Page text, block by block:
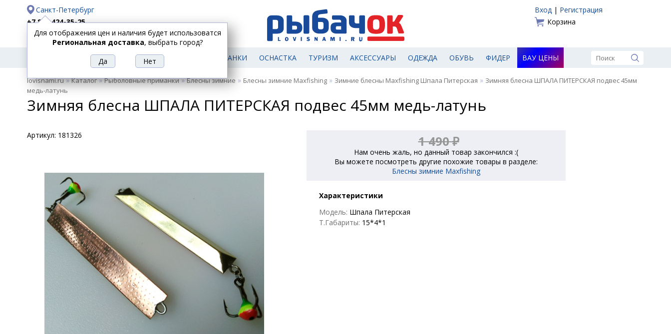
Санкт-Петербург
+7 812 424-35-25
Доставка
Оплата
Вход | Регистрация
Корзина
Для отображения цен и наличия будет использоватся
Региональная доставка, выбрать город?
РЫБОЛОВНЫЕ
ТОВАРЫ
СПИННИНГИ КАТУШКИ ПРИМАНКИ ОСНАСТКА ТУРИЗМ АКСЕССУАРЫ ОДЕЖДА ОБУВЬ ФИДЕР ВАУ ЦЕНЫ
lovisnami.ru»Каталог»Рыболовные приманки»Блесны зимние » Блесны зимние Maxfishing » Зимние блесны Maxfishing Шпала Питерская » Зимняя блесна ШПАЛА ПИТЕРСКАЯ подвес 45мм
медь-латунь
Зимняя блесна ШПАЛА ПИТЕРСКАЯ подвес 45мм медь-латунь
Артикул: 181326 1 490 ₽
Нам очень жаль, но данный товар закончился :(
Вы можете посмотреть другие похожие товары в разделе:
Блесны зимние Maxfishing
Характеристики
Модель: Шпала Питерская
Т.Габариты: 15*4*1